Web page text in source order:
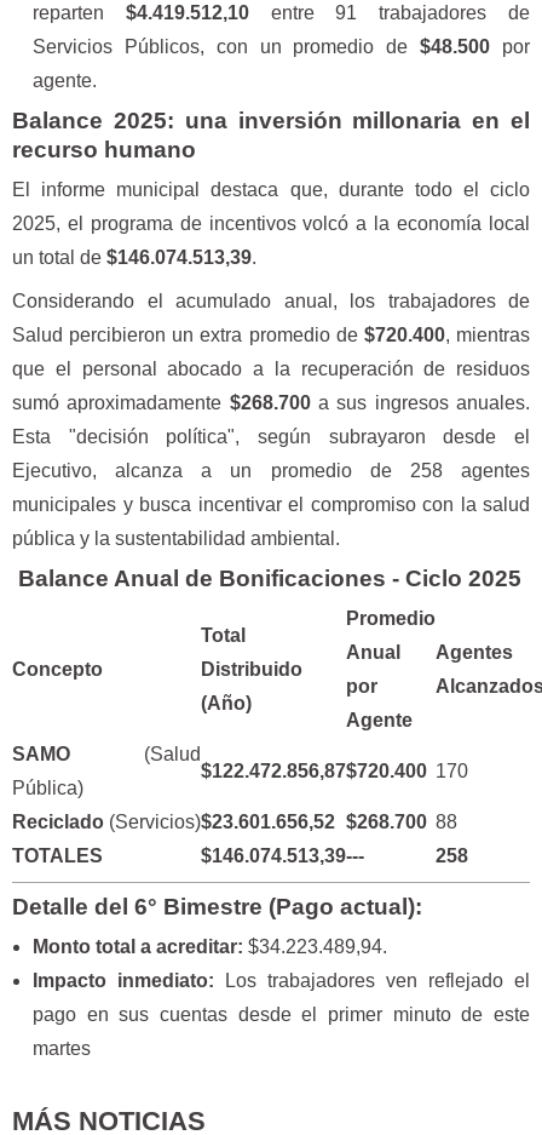
reparten $4.419.512,10entre 91 trabajadores de
Servicios Públicos, con un promedio de$48.500 por
agente.
Balance 2025: una inversión millonaria en el
recurso humano
El informe municipal destaca que, durante todo el ciclo
2025, el programa de incentivos volcó a la economía local
un total de $146.074.513,39.
Considerando el acumulado anual, los trabajadores de
Salud percibieron un extra promedio de $720.400, mientras
que el personal abocado a la recuperación de residuos
sumó aproximadamente $268.700a sus ingresos anuales.
Esta "decisión política", según subrayaron desde el
Ejecutivo, alcanza a un promedio de 258 agentes
municipales y busca incentivar el compromiso con la salud
pública y la sustentabilidad ambiental.
Balance Anual de Bonificaciones - Ciclo 2025
Concepto
Total
Distribuido
(Año)
Promedio
Anual
por
Agente
Agentes
SAMO (Salud
Pública)
$122.472.856,87$720.400 170
Reciclado (Servicios)$23.601.656,52 $268.700 88
TOTALES
$146.074.513,39--- 258
Detalle del 6° Bimestre (Pago actual):
Monto total a acreditar: $34.223.489,94.
Impacto inmediato: Los trabajadores ven reflejado el
pago en sus cuentas desde el primer minuto de este
martes
MÁS NOTICIAS